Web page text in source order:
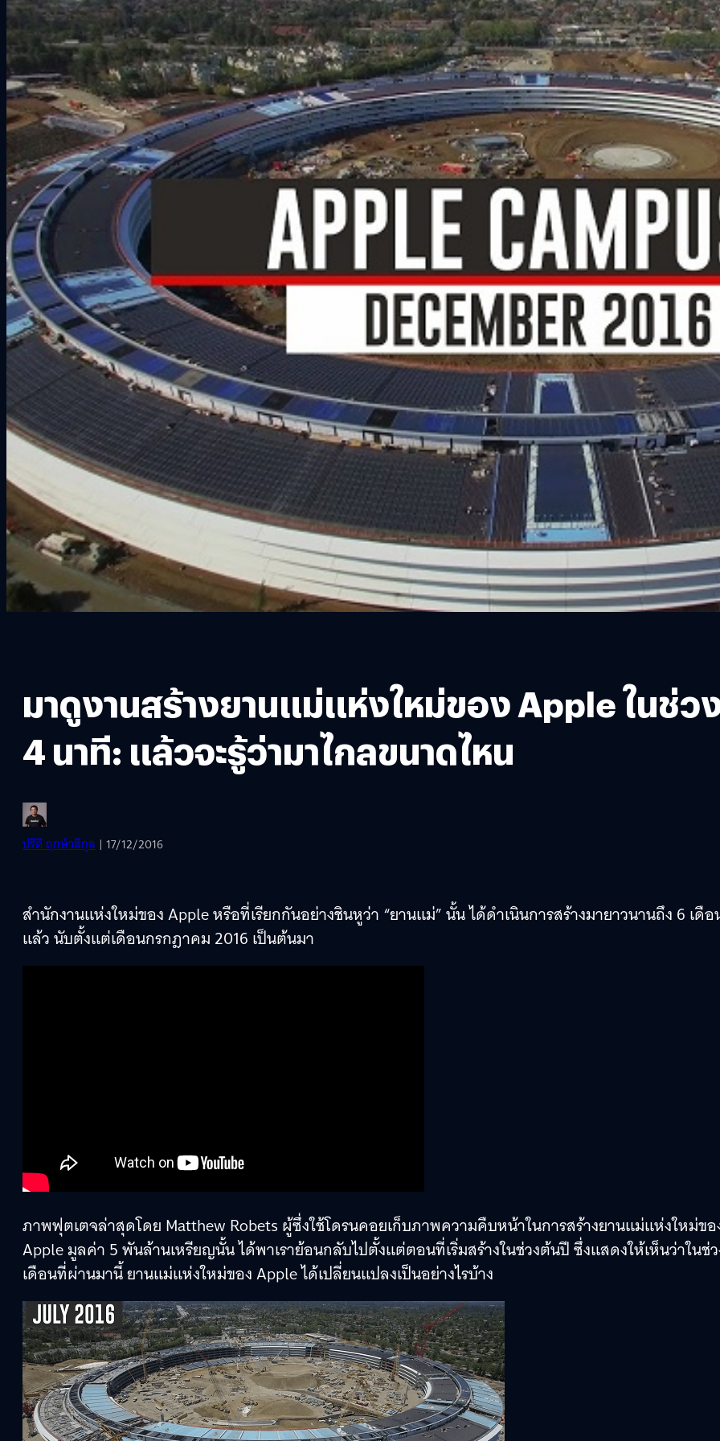
มาดูงานสร้างยานแม่แห่งใหม่ของ Apple ในช่ว
4 นาที: แล้วจะรู้ว่ามาไกลขนาดไหน
ปรีดี ฤกษ์วลีกุล | 17/12/2016
สำนักงานแห่งใหม่ของ Apple หรือที่เรียกกันอย่างชินหูว่า “ยานแม่” นั้น ได้ดำเนินการสร้างมายาวนานถึง 6 เดื
แล้ว นับตั้งแต่เดือนกรกฎาคม 2016 เป็นต้นมา
ภาพฟุตเตจล่าสุดโดย Matthew Robets ผู้ซึ่งใช้โดรนคอยเก็บภาพความคืบหน้าในการสร้างยานแม่แห่งใหม่ข
Apple มูลค่า 5 พันล้านเหรียญนั้น ได้พาเราย้อนกลับไปตั้งแต่ตอนที่เริ่มสร้างในช่วงต้นปี ซึ่งแสดงให้เห็นว่าในช่
เดือนที่ผ่านมานี้ ยานแม่แห่งใหม่ของ Apple ได้เปลี่ยนแปลงเป็นอย่างไรบ้าง